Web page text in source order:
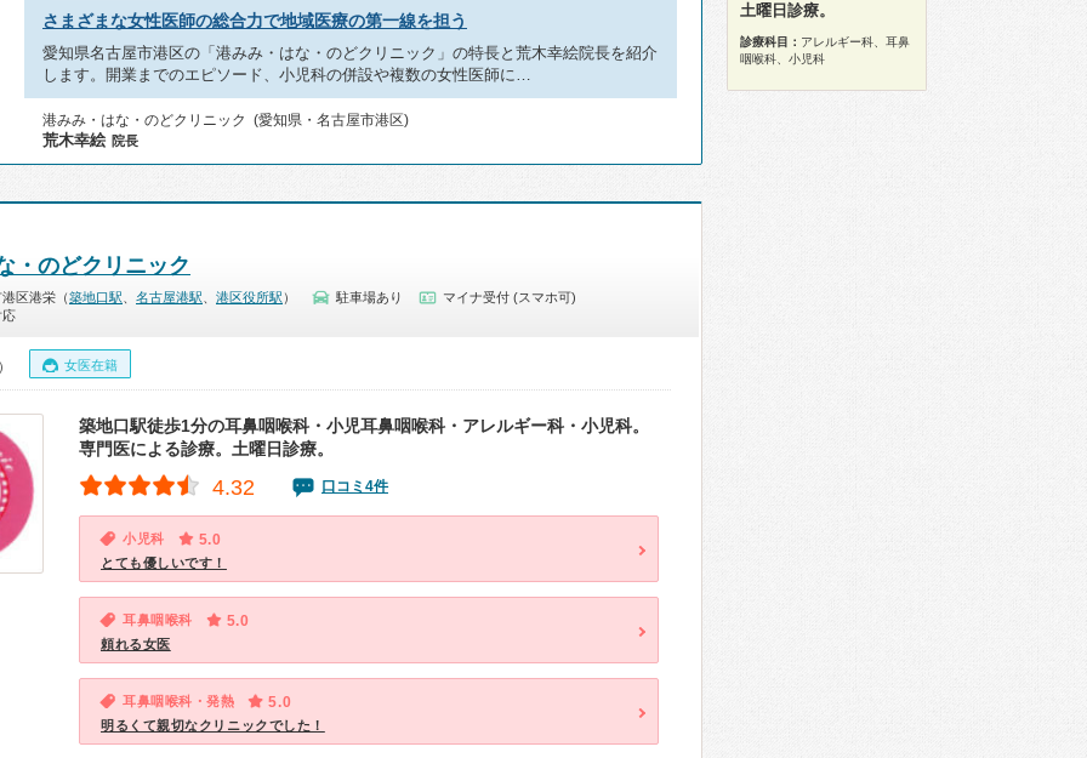
さまざまな女性医師の総合力で地域医療の第一線を担う
愛知県名古屋市港区の「港みみ・はな・のどクリニック」の特長と荒木幸絵院長を紹介
します。開業までのエピソード、小児科の併設や複数の女性医師に…
港みみ・はな・のどクリニック (愛知県・名古屋市港区)
荒木幸絵 院長
・のどクリニック
区港栄（築地口駅 名古屋港駅 港区役所駅 ） 駐車場あり
マイナ受付 (スマホ可)
応
女医在籍
築地口駅徒歩1分の耳鼻咽喉科・小児耳鼻咽喉科・アレルギー科・小児科。
専門医による診療。土曜日診療。
4.32 口コミ4件
小児科 5.0
とても優しいです！
耳鼻咽喉科 5.0
頼れる女医
耳鼻咽喉科・発熱 5.0
明るくて親切なクリニックでした！
土曜日診療。
診療科目： アレルギー科、耳鼻
咽喉科、小児科